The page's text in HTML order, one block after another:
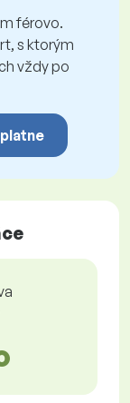
férovo.
s ktorým
vždy po